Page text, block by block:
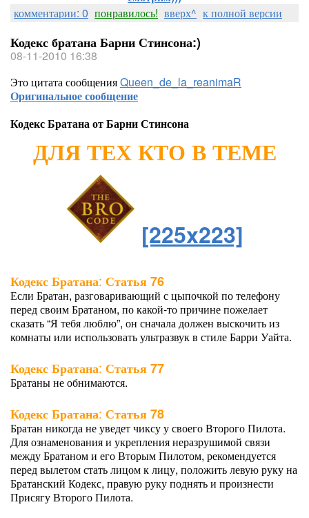
комментарии: 0 понравилось! вверх^ к полной версии
Кодекс братана Барни Стинсона:)
08-11-2010 16:38
Это цитата сообщенияQueen_de_la_reanimaR
Оригинальное сообщение
Кодекс Братана от Барни Стинсона
ДЛЯ ТЕХ КТО В ТЕМЕ
[225x223]
Кодекс Братана: Статья 76
Если Братан, разговаривающий с цыпочкой по телефону
перед своим Братаном, по какой-то причине пожелает
сказать “Я тебя люблю”, он сначала должен выскочить из
комнаты или использовать ультразвук в стиле Барри Уайта.
Кодекс Братана: Статья 77
Братаны не обнимаются.
Кодекс Братана: Статья 78
Братан никогда не уведет чиксу у своего Второго Пилота.
Для ознаменования и укрепления неразрушимой связи
между Братаном и его Вторым Пилотом, рекомендуется
перед вылетом стать лицом к лицу, положить левую руку на
Братанский Кодекс, правую руку поднять и произнести
Присягу Второго Пилота.